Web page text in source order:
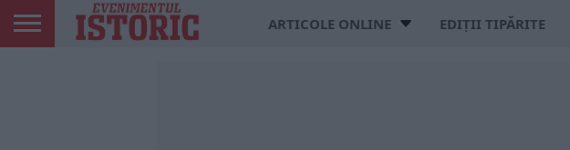
ARTICOLE ONLINE EDIȚII TIPĂRITE